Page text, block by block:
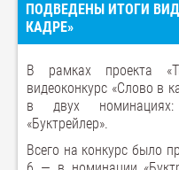
ПОДВЕДЕНЫ ИТОГИ
КАДРЕ»
В рамках проекта
видеоконкурс «Слово в
в двух
«Буктрейлер».
Всего на конкурс было